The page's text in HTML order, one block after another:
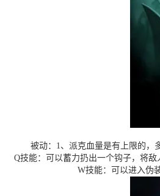
被动：1、派克血量是有上限的，
Q技能：可以蓄力扔出一个钩子，将
W技能：可以进入伪